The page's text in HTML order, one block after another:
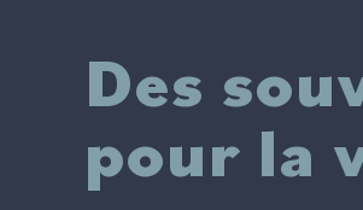
Des
pour la